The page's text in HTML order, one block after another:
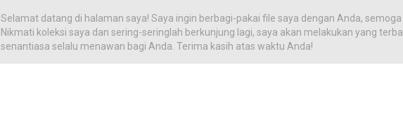
Selamat datang di halaman saya! Saya ingin berbagi-pakai file saya dengan Anda,
Nikmati koleksi saya dan sering-seringlah berkunjung lagi, saya akan melakukan yang
senantiasa selalu menawan bagi Anda. Terima kasih atas waktu Anda!